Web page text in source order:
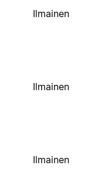
Ilmainen
Ilmainen
Ilmainen